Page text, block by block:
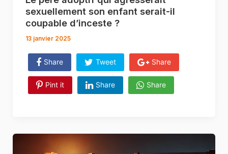
sexuellement son enfant serait-il
coupable d’inceste ?
13 janvier 2025
Share Tweet Share
Pint it Share Share